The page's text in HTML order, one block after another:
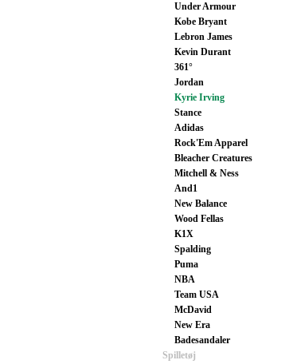
Under Armour
Kobe Bryant
Lebron James
Kevin Durant
361°
Jordan
Kyrie Irving
Stance
Adidas
Rock'Em Apparel
Bleacher Creatures
Mitchell & Ness
And1
New Balance
Wood Fellas
K1X
Spalding
Puma
NBA
Team USA
McDavid
New Era
Badesandaler
Spilletøj